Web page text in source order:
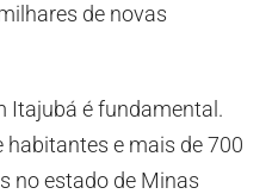
de novas
Itajubá é fundamental.
habitantes e mais de 700
no estado de Minas